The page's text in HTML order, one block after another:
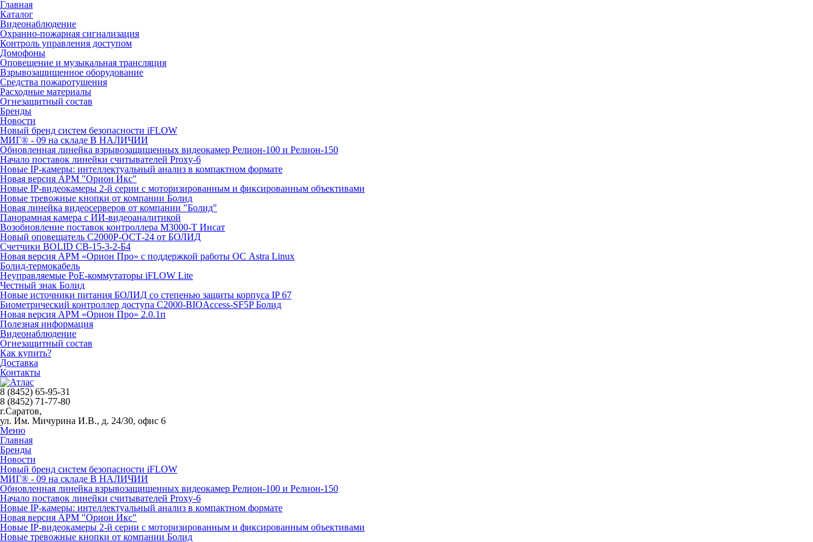
Главная
Каталог
Видеонаблюдение
Охранно-пожарная сигнализация
Контроль управления доступом
Домофоны
Оповещение и музыкальная трансляция
Взрывозащищенное оборудование
Средства пожаротушения
Расходные материалы
Огнезащитный состав
Бренды
Новости
Новый бренд систем безопасности iFLOW
МИГ® - 09 на складе В НАЛИЧИИ
Обновленная линейка взрывозащищенных видеокамер Релион-100 и Релион-150
Начало поставок линейки считывателей Proxy-6
Новые IP-камеры: интеллектуальный анализ в компактном формате
Новая версия АРМ "Орион Икс"
Новые IP-видеокамеры 2-й серии с моторизированным и фиксированным объективами
Новые тревожные кнопки от компании Болид
Новая линейка видеосерверов от компании "Болид"
Панорамная камера с ИИ-видеоаналитикой
Возобновление поставок контроллера М3000-Т Инсат
Новый оповещатель С2000Р-ОСТ-24 от БОЛИД
Счетчики BOLID СВ-15-3-2-Б4
Новая версия АРМ «Орион Про» с поддержкой работы ОС Astra Linux
Болид-термокабель
Неуправляемые PoE-коммутаторы iFLOW Lite
Честный знак Болид
Новые источники питания БОЛИД со степенью защиты корпуса IP 67
Биометрический контроллер доступа С2000-BIOAccess-SF5P Болид
Новая версия АРМ «Орион Про» 2.0.1п
Полезная информация
Видеонаблюдение
Огнезащитный состав
Как купить?
Доставка
Контакты
8 (8452) 65-95-31
8 (8452) 71-77-80
г.Саратов,
ул. Им. Мичурина И.В., д. 24/30, офис 6
Меню
Главная
Бренды
Новости
Новый бренд систем безопасности iFLOW
МИГ® - 09 на складе В НАЛИЧИИ
Обновленная линейка взрывозащищенных видеокамер Релион-100 и Релион-150
Начало поставок линейки считывателей Proxy-6
Новые IP-камеры: интеллектуальный анализ в компактном формате
Новая версия АРМ "Орион Икс"
Новые IP-видеокамеры 2-й серии с моторизированным и фиксированным объективами
Новые тревожные кнопки от компании Болид